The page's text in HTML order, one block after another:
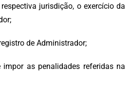
jurisdição, o exercício da
de Administrador;
as penalidades referidas na